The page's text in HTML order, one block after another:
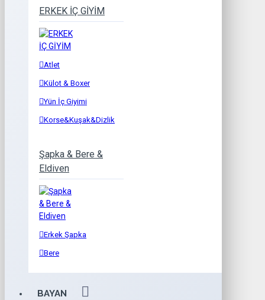
ERKEK İÇ GİYİM
Atlet
Külot & Boxer
Yün İç Giyimi
Korse&Kuşak&Dizlik
Şapka & Bere &
Eldiven
Erkek Şapka
Bere
BAYAN